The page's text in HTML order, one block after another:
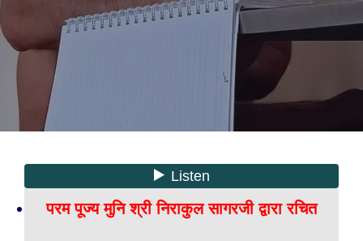
परम पूज्य मुनि श्री निराकुल सागरजी द्वारा रचित